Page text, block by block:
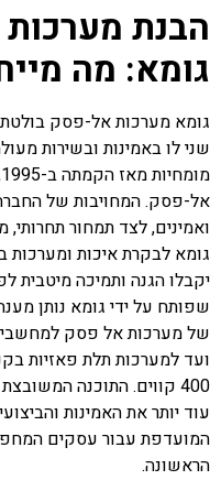
הבנת
גומא: מה
גומא מערכות אל-פסק בולטת
שני לו באמינות ובשירות
אל-פסק. המחויבות של
ואמינים, לצד תמחור
גומא לבקרת איכות
שפותח על ידי גומא נותן
שלמערכות אל פסק
ועד למערכות תלת פאזיות
400 קווים. התוכנה
עוד יותר את האמינות
המועדפת עבור עסקים
הראשונה.